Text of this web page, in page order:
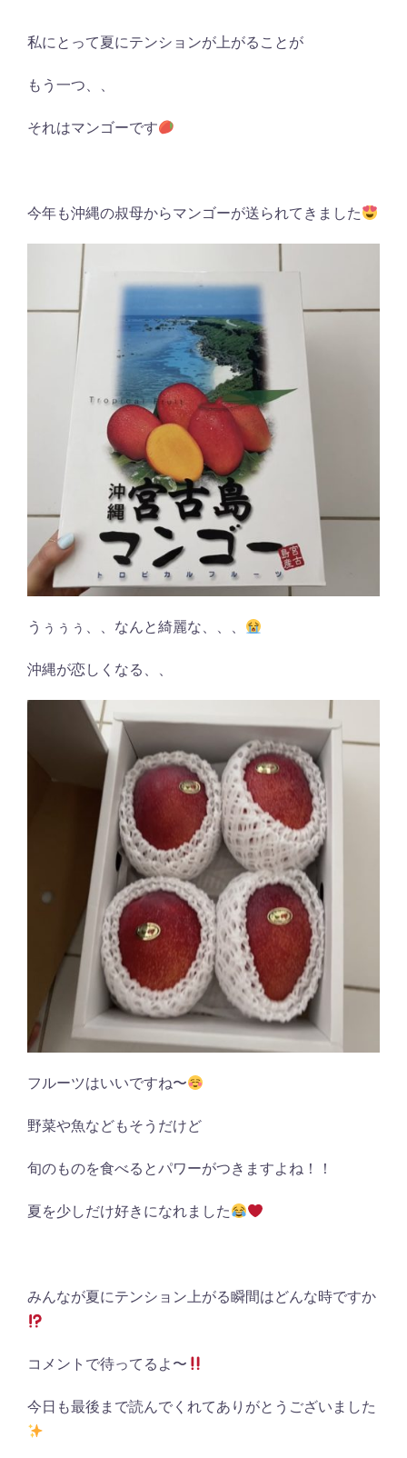
私にとって夏にテンションが上がることが
もう一つ、、
それはマンゴーです
今年も沖縄の叔母からマンゴーが送られてきました
うぅぅぅ、、なんと綺麗な、、、
沖縄が恋しくなる、、
フルーツはいいですね〜
野菜や魚などもそうだけど
旬のものを食べるとパワーがつきますよね！！
夏を少しだけ好きになれました
みんなが夏にテンション上がる瞬間はどんな時ですか
コメントで待ってるよ〜
今日も最後まで読んでくれてありがとうございました